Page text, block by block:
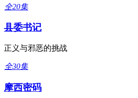
全20集
县委书记
正义与邪恶的挑战
全30集
摩西密码